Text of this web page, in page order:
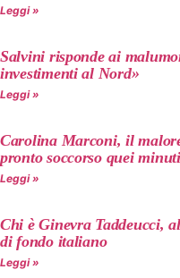
Leggi »
Salvini risponde ai
investimenti al Nord»
Leggi »
Carolina Marconi, il
pronto soccorso quei
Leggi »
Chi è Ginevra Taddeucci,
di fondo italiano
Leggi »